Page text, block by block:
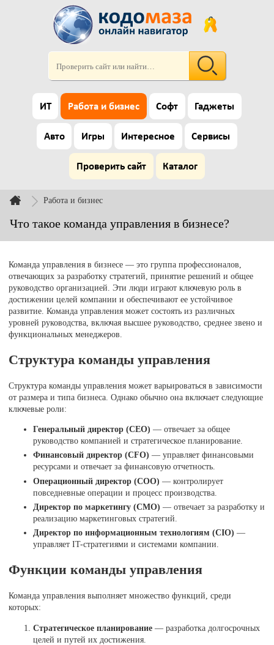
ИТ Работа и бизнес Софт Гаджеты
Авто Игры Интересное Сервисы
Проверить сайт Каталог
Работа и бизнес
Что такое команда управления в бизнесе?
Команда управления в бизнесе — это группа профессионалов,
отвечающих за разработку стратегий, принятие решений и общее
руководство организацией. Эти люди играют ключевую роль в
достижении целей компании и обеспечивают ее устойчивое
развитие. Команда управления может состоять из различных
уровней руководства, включая высшее руководство, среднее звено и
функциональных менеджеров.
Структура команды управления
Структура команды управления может варьироваться в зависимости
от размера и типа бизнеса. Однако обычно она включает следующие
ключевые роли:
Генеральный директор (CEO) — отвечает за общее
руководство компанией и стратегическое планирование.
Финансовый директор (CFO) — управляет финансовыми
ресурсами и отвечает за финансовую отчетность.
Операционный директор (COO) — контролирует
повседневные операции и процесс производства.
Директор по маркетингу (CMO) — отвечает за разработку и
реализацию маркетинговых стратегий.
Директор по информационным технологиям (CIO) —
управляет IT-стратегиями и системами компании.
Функции команды управления
Команда управления выполняет множество функций, среди
которых:
Стратегическое планирование — разработка долгосрочных
целей и путей их достижения.